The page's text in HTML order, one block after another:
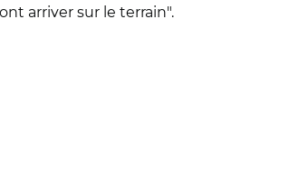
arriver sur le terrain".